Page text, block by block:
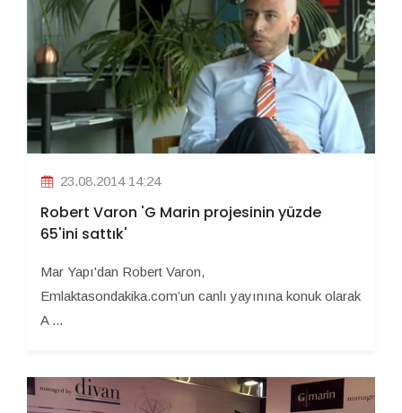
23.08.2014 14:24
Robert Varon 'G Marin projesinin yüzde
65'ini sattık'
Mar Yapı'dan Robert Varon,
Emlaktasondakika.com’un canlı yayınına konuk olarak
A ...